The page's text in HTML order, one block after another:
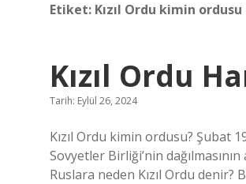
Etiket: Kızıl Ordu kimin ordusu
Kızıl Ordu
Tarih: Eylül 26, 2024
Kızıl Ordu kimin ordusu? Şubat
Sovyetler Birliği’nin
Ruslara neden Kızıl Ordu denir?